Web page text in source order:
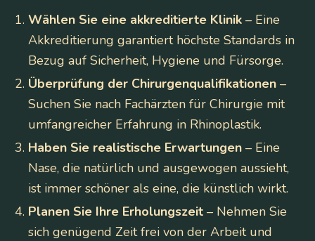
Wählen Sie eine akkreditierte Klinik – Eine
Akkreditierung garantiert höchste Standards in
Bezug auf Sicherheit, Hygiene und Fürsorge.
Überprüfung der Chirurgenqualifikationen –
Suchen Sie nach Fachärzten für Chirurgie mit
umfangreicher Erfahrung in Rhinoplastik.
Haben Sie realistische Erwartungen – Eine
Nase, die natürlich und ausgewogen aussieht,
ist immer schöner als eine, die künstlich wirkt.
Planen Sie Ihre Erholungszeit – Nehmen Sie
sich genügend Zeit frei von der Arbeit und